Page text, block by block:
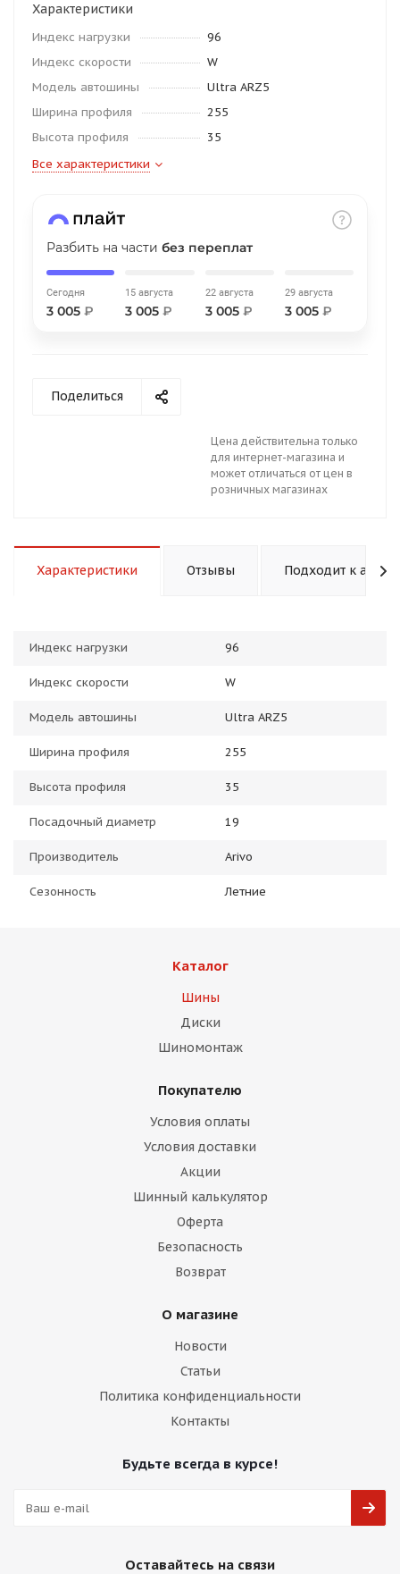
Характеристики
Индекс нагрузки
96
Индекс скорости
W
Модель автошины
Ultra ARZ5
Ширина профиля
255
Высота профиля
35
Все характеристики
Разбить на части без переплат
Сегодня
3 005 ₽
15 августа
3 005₽
22 августа
3 005 ₽
29 августа
3 005 ₽
Поделиться
Цена действительна только
для интернет-магазина и
может отличаться от цен в
розничных магазинах
Характеристики Отзывы Подходит к авто
Индекс нагрузки 96
Индекс скорости W
Модель автошины Ultra ARZ5
Ширина профиля 255
Высота профиля 35
Посадочный диаметр 19
Производитель Arivo
Сезонность Летние
Каталог
Шины
Диски
Шиномонтаж
Покупателю
Условия оплаты
Условия доставки
Акции
Шинный калькулятор
Оферта
Безопасность
Возврат
О магазине
Новости
Статьи
Политика конфиденциальности
Контакты
Будьте всегда в курсе!
Оставайтесь на связи
Остались вопросы?
8 800 302-02-51